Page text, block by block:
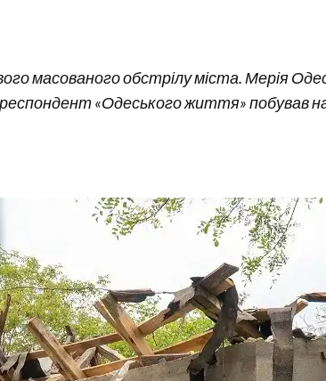
масованого обстрілу міста. Мерія
«Одеського життя» побував на